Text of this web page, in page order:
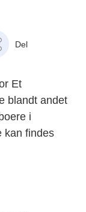
Del
Et
blandt andet
i
kan findes